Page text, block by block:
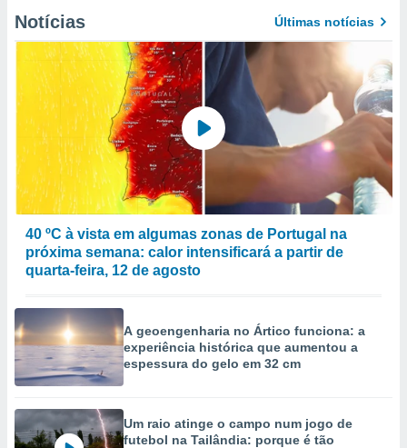
Notícias Últimas notícias
40 ºC à vista em algumas zonas de Portugal na
próxima semana: calor intensificará a partir de
quarta-feira, 12 de agosto
A geoengenharia no Ártico funciona: a
experiência histórica que aumentou a
espessura do gelo em 32 cm
Um raio atinge o campo num jogo de
futebol na Tailândia: porque é tão